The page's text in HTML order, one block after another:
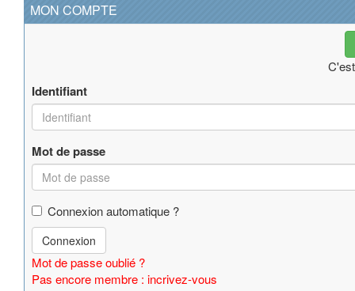
MON COMPTE
Identifiant
Mot de passe
Connexion automatique ?
Connexion
Mot de passe oublié ?
Pas encore membre : incrivez-vous